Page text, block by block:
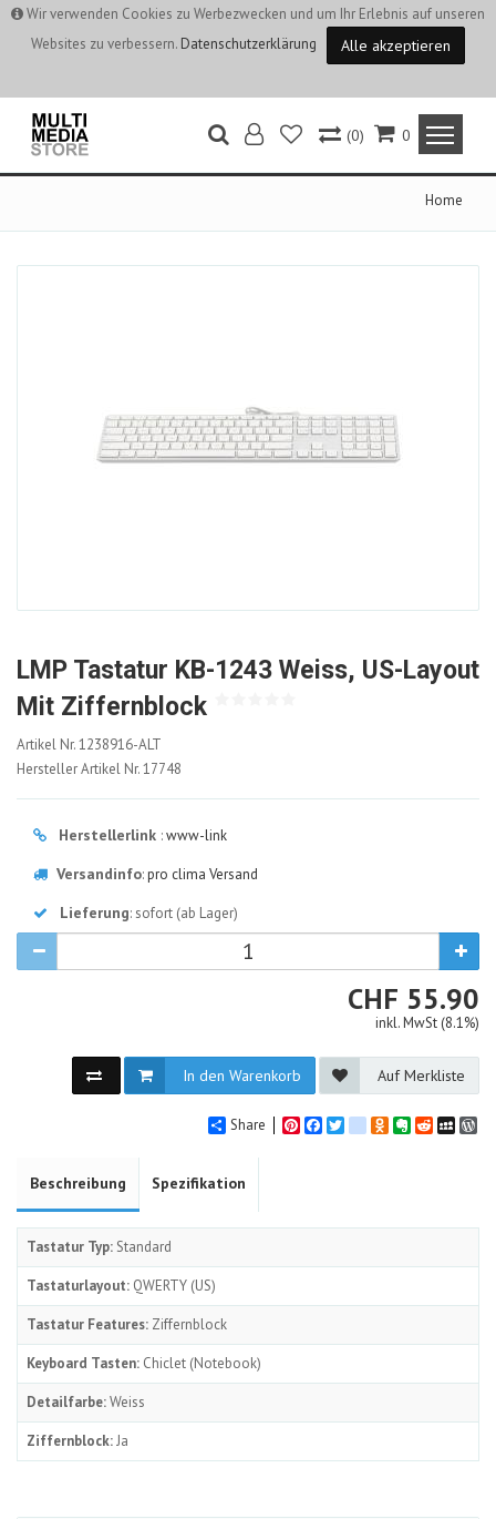
Wir verwenden Cookies zu Werbezwecken und um Ihr Erlebnis auf unseren
Websites zu verbessern. Datenschutzerklärung Alle akzeptieren
0
(0)
Home
LMP Tastatur KB-1243 Weiss, US-Layout
Mit Ziffernblock
1238916-
ALT
Artikel Nr.1238916-ALT
Hersteller Artikel Nr.17748
Herstellerlink :www-link
Versandinfo:pro clima Versand
Lieferung: sofort (ab Lager)
CHF CHF
55.90
inkl. MwSt (8.1%)
In den Warenkorb Auf Merkliste
Share PinterestFacebook
Twittergoogle_bookmarks
Odnoklassniki
Evernote
Reddit
Beschreibung Spezifikation
Tastatur Typ: Standard
Tastaturlayout: QWERTY (US)
Tastatur Features: Ziffernblock
Keyboard Tasten: Chiclet (Notebook)
Detailfarbe:Weiss
Ziffernblock:Ja